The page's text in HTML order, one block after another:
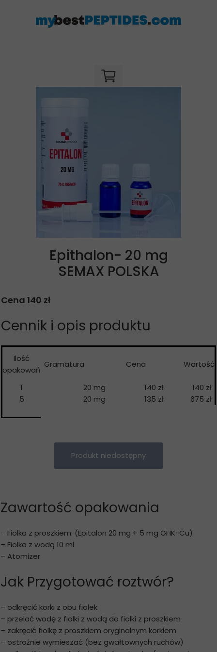
Epithalon- 20 mg
SEMAX POLSKA
Cena 140 zł
Cennik i opis produktu
Ilość
opakowań
Gramatura Cena Wartość
1
5
20 mg
20 mg
140 zł
135 zł
140 zł
675 zł
Produkt niedostępny
Zawartość opakowania
– Fiolka z proszkiem: (Epitalon 20 mg + 5 mg GHK-Cu)
– Fiolka z wodą 10 ml
– Atomizer
Jak Przygotować roztwór?
– odkręcić korki z obu fiolek
– przelać wodę z fiolki z wodą do fiolki z proszkiem
– zakręcić fiolkę z proszkiem oryginalnym korkiem
– ostrożnie wymieszać (bez gwałtownych ruchów)